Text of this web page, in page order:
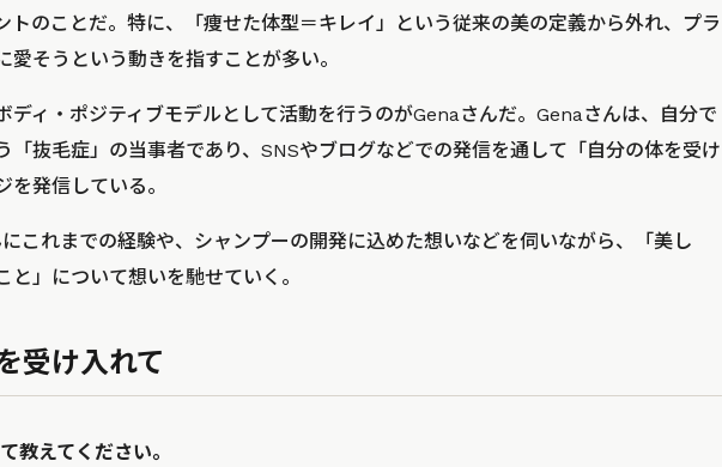
トのことだ。特に、「痩せた体型＝キレイ」という従来の美の定義から外れ、プラ
そうという動きを指すことが多い。
ディ・ポジティブモデルとして活動を行うのがGenaさんだ。Genaさんは、自分で
「抜毛症」の当事者であり、SNSやブログなどでの発信を通して「自分の体を受け
発信している。
これまでの経験や、シャンプーの開発に込めた想いなどを伺いながら、「美し
」について想いを馳せていく。
受け入れて
教えてください。